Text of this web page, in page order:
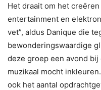
Het draait om het
entertainment en
vet”, aldus Danique die
bewonderingswaardige
deze groep een avond
muzikaal mocht
ook het aantal